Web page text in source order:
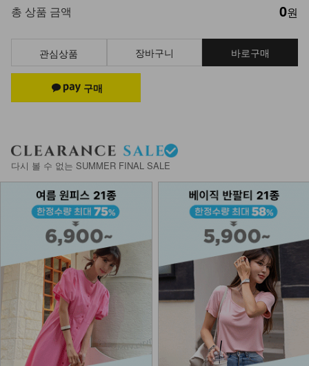
NK21-P-13/에데스 부츠컷팬츠
NK51-PS-14/시즈카 와이드 팬츠
23,900
NK51-PS-3/슈타르 린넨 와이드팬츠
_HR
총 상품 금액 0원
관심상품 장바구니 바로구매
다시 볼 수 없는 SUMMER FINAL SALE